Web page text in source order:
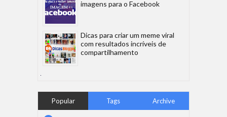
imagens para o Facebook
Dicas para criar um meme viral
com resultados incríveis de
compartilhamento
Popular Tags Archive